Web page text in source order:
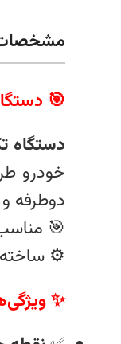
مشخصات
🎯
دستگاه
خودرو
دوطرفه
🎯
⚙️
✨